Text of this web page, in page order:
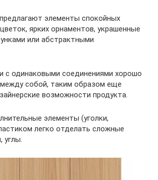
элементы спокойных
ярких орнаментов, украшенные
или абстрактными
с одинаковыми соединениями хорошо
собой, таким образом еще
возможности продукта.
элементы (уголки,
легко отделать сложные
углы.